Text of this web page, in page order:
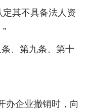
其不具备法人资
、第九条、第十
企业撤销时，向